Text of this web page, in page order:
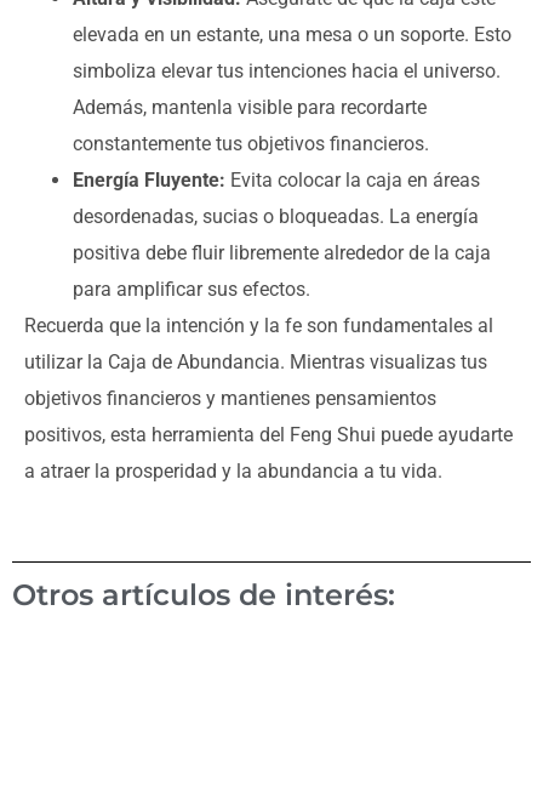
elevada en un estante, una mesa o un soporte. Esto
simboliza elevar tus intenciones hacia el universo.
Además, mantenla visible para recordarte
constantemente tus objetivos financieros.
Energía Fluyente: Evita colocar la caja en áreas
desordenadas, sucias o bloqueadas. La energía
positiva debe fluir libremente alrededor de la caja
para amplificar sus efectos.
Recuerda que la intención y la fe son fundamentales al
utilizar la Caja de Abundancia. Mientras visualizas tus
objetivos financieros y mantienes pensamientos
positivos, esta herramienta del Feng Shui puede ayudarte
a atraer la prosperidad y la abundancia a tu vida.
Otros artículos de interés: